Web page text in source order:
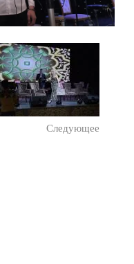
Следующее